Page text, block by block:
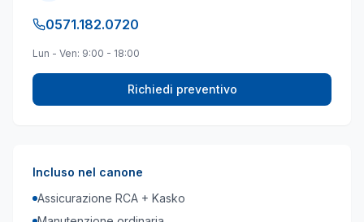
0571.182.0720
Lun - Ven: 9:00 - 18:00
Richiedi preventivo
Incluso nel canone
Assicurazione RCA + Kasko